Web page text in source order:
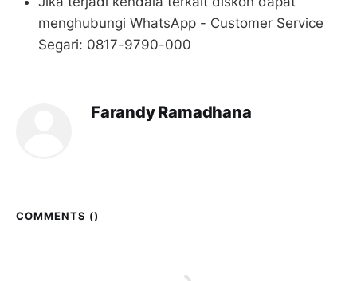
menghubungi WhatsApp - Customer Service
Segari: 0817-9790-000
Farandy Ramadhana
COMMENTS ()